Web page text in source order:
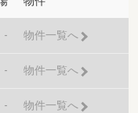
- 物件一覧へ
- 物件一覧へ
- 物件一覧へ